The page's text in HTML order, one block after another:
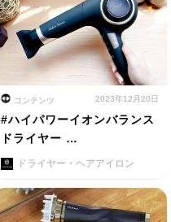
コンテンツ 2023年12月20日
#ハイパワーイオンバランス
ドライヤー …
ドライヤー・ヘアアイロン